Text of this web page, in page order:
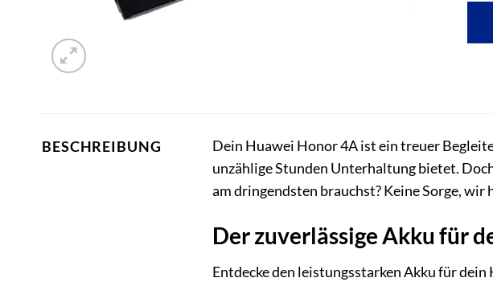
BESCHREIBUNG
Dein Huawei Honor 4A ist ein treuer
unzählige Stunden Unterhaltung bietet.
am dringendsten brauchst? Keine Sorge, wir
Der zuverlässige Akku für
Entdecke den leistungsstarken Akku für